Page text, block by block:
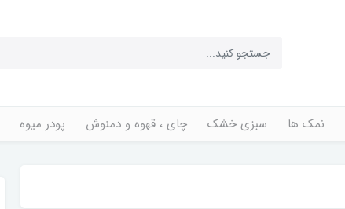
نمک ها سبزی خشک چای ، قهوه و دمنوش پودر میوه